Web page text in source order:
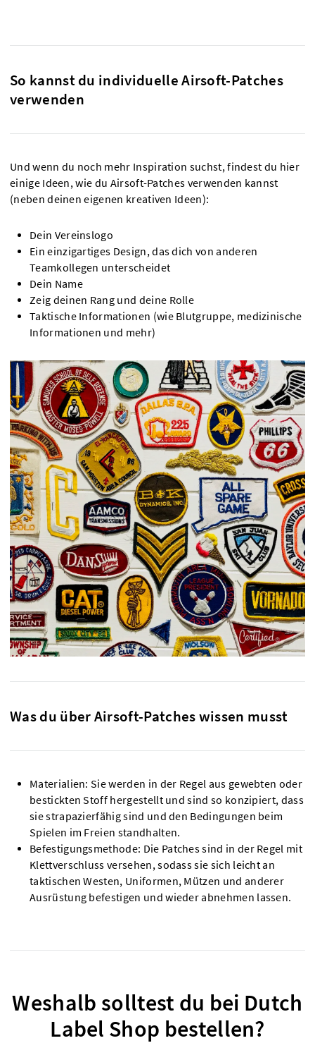
So kannst du individuelle Airsoft-Patches
verwenden
Und wenn du noch mehr Inspiration suchst, findest du hier
einige Ideen, wie du Airsoft-Patches verwenden kannst
(neben deinen eigenen kreativen Ideen):
Dein Vereinslogo
Ein einzigartiges Design, das dich von anderen
Teamkollegen unterscheidet
Dein Name
Zeig deinen Rang und deine Rolle
Taktische Informationen (wie Blutgruppe, medizinische
Informationen und mehr)
Was du über Airsoft-Patches wissen musst
Materialien: Sie werden in der Regel aus gewebten oder
bestickten Stoff hergestellt und sind so konzipiert, dass
sie strapazierfähig sind und den Bedingungen beim
Spielen im Freien standhalten.
Befestigungsmethode: Die Patches sind in der Regel mit
Klettverschluss versehen, sodass sie sich leicht an
taktischen Westen, Uniformen, Mützen und anderer
Ausrüstung befestigen und wieder abnehmen lassen.
Weshalb solltest du bei Dutch
Label Shop bestellen?